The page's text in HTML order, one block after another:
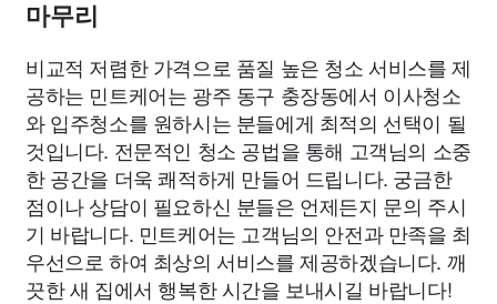
마무리
비교적 저렴한 가격으로 품질 높은 청소 서비스를 제
공하는 민트케어는 광주 동구 충장동에서 이사청소
와 입주청소를 원하시는 분들에게 최적의 선택이 될
것입니다. 전문적인 청소 공법을 통해 고객님의 소중
한 공간을 더욱 쾌적하게 만들어 드립니다. 궁금한
점이나 상담이 필요하신 분들은 언제든지 문의 주시
기 바랍니다. 민트케어는 고객님의 안전과 만족을 최
우선으로 하여 최상의 서비스를 제공하겠습니다. 깨
끗한 새 집에서 행복한 시간을 보내시길 바랍니다!